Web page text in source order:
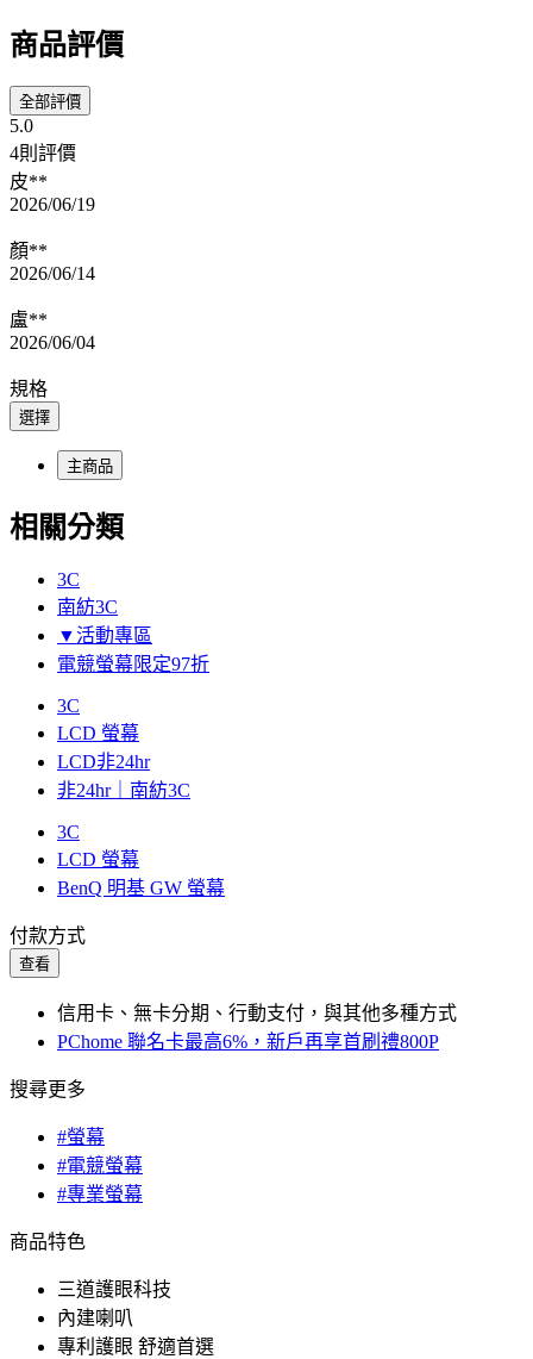
商品評價
全部評價
5.0
4則評價
皮**
2026/06/19
顏**
2026/06/14
盧**
2026/06/04
規格
選擇
主商品
相關分類
3C
南紡3C
▼活動專區
電競螢幕限定97折
3C
LCD 螢幕
LCD非24hr
非24hr｜南紡3C
3C
LCD 螢幕
BenQ 明基 GW 螢幕
付款方式
查看
信用卡、無卡分期、行動支付，與其他多種方式
PChome 聯名卡最高6%，新戶再享首刷禮800P
搜尋更多
#螢幕
#電競螢幕
#專業螢幕
商品特色
三道護眼科技
內建喇叭
專利護眼 舒適首選